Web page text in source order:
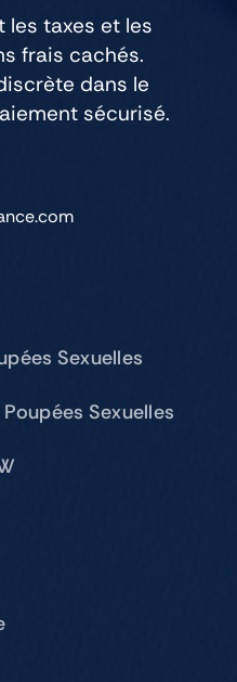
les taxes et les
frais cachés.
dans le
sécurisé.
Sexuelles
Sexuelles